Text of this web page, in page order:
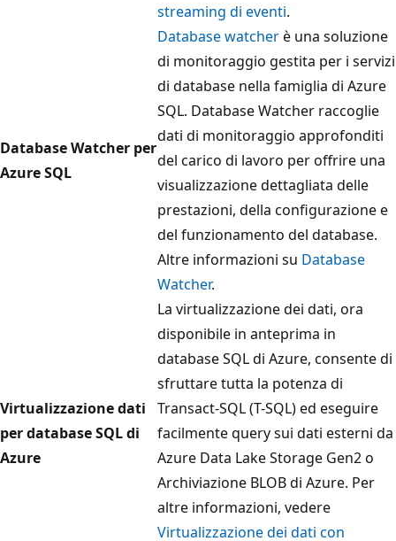
streaming di eventi.
Database Watcher per
Azure SQL
Database watcherè una soluzione
di monitoraggio gestita per i servizi
di database nella famiglia di Azure
SQL. Database Watcher raccoglie
dati di monitoraggio approfonditi
del carico di lavoro per offrire una
visualizzazione dettagliata delle
prestazioni, della configurazione e
del funzionamento del database.
Altre informazioni su Database
Watcher.
Virtualizzazione dati
per database SQL di
Azure
La virtualizzazione dei dati, ora
disponibile in anteprima in
database SQL di Azure, consente di
sfruttare tutta la potenza di
Transact-SQL (T-SQL) ed eseguire
facilmente query sui dati esterni da
Azure Data Lake Storage Gen2 o
Archiviazione BLOB di Azure. Per
altre informazioni, vedere
Virtualizzazione dei dati con